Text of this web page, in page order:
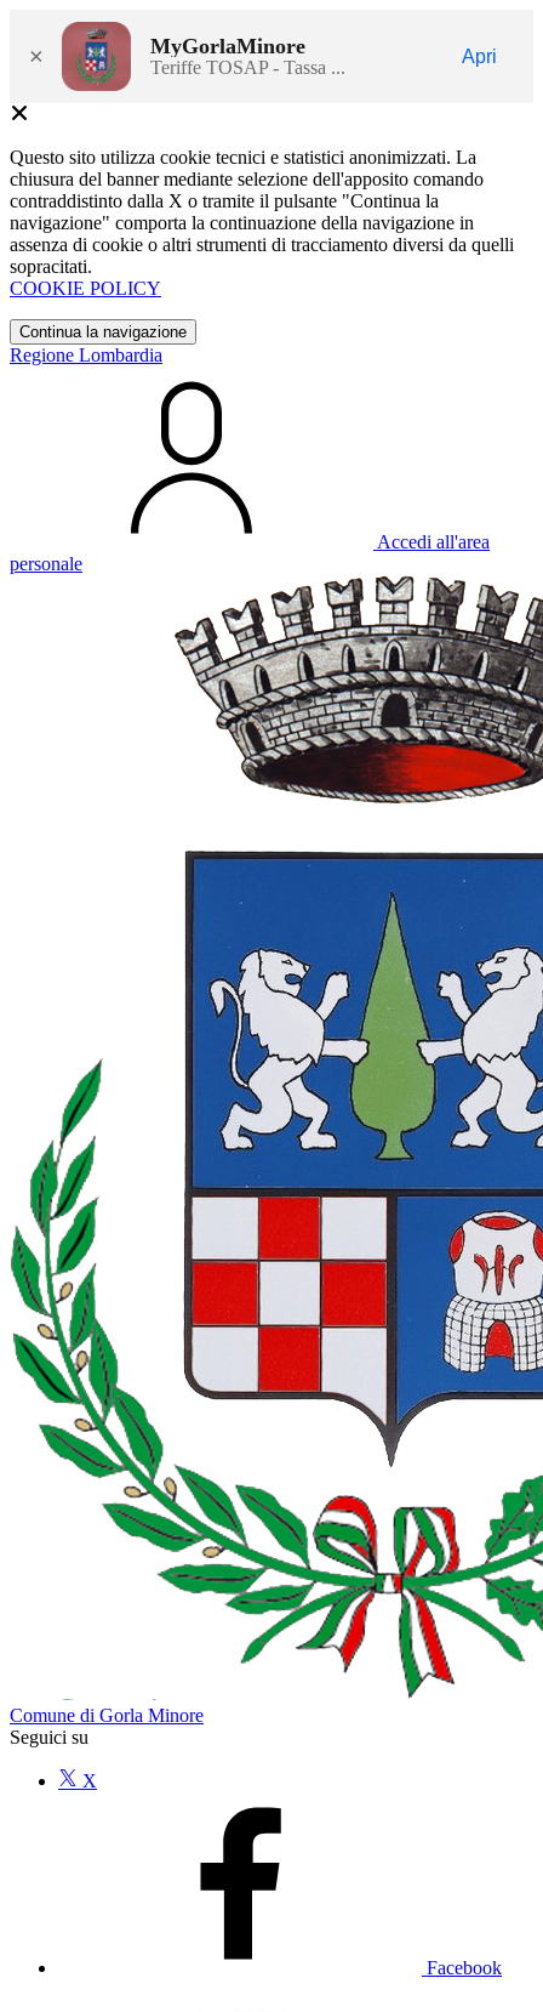
× MyGorlaMinore
Teriffe TOSAP - Tassa ...
Apri
Questo sito utilizza cookie tecnici e statistici anonimizzati. La
chiusura del banner mediante selezione dell'apposito comando
contraddistinto dalla X o tramite il pulsante "Continua la
navigazione" comporta la continuazione della navigazione in
assenza di cookie o altri strumenti di tracciamento diversi da quelli
sopracitati.
COOKIE POLICY
Continua la navigazione
Regione Lombardia
Accedi all'area
personale
Comune di Gorla Minore
Seguici su
X
Facebook